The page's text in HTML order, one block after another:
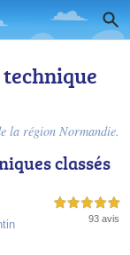
la région Normandie.
classés
5,0 étoiles sur 5
93 avis